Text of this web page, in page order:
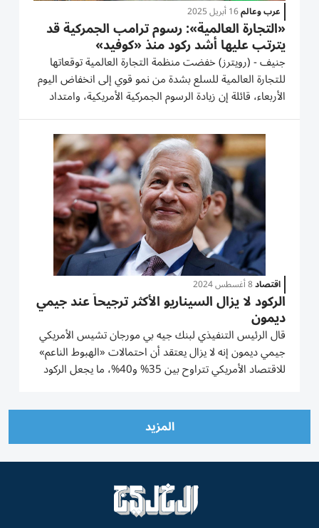
عرب وعالم16 أبريل 2025
«التجارة العالمية»: رسوم ترامب الجمركية قد
يترتب عليها أشد ركود منذ «كوفيد»
جنيف - (رويترز) خفضت منظمة التجارة العالمية توقعاتها
للتجارة العالمية للسلع بشدة من نمو قوي إلى انخفاض اليوم
الأربعاء، قائلة إن زيادة الرسوم الجمركية الأمريكية، وامتداد
تبعاتها وتأثيراتها، قد يترتب عليه أشد ركود منذ ذروة جائحة
كوفيد-19. وأعلنت المنظمة أنها تتوقع انخفاض...
اقتصاد8 أغسطس 2024
الركود لا يزال السيناريو الأكثر ترجيحاً عند جيمي
ديمون
قال الرئيس التنفيذي لبنك جيه بي مورجان تشيس الأمريكي
جيمي ديمون إنه لا يزال يعتقد أن احتمالات «الهبوط الناعم»
للاقتصاد الأمريكي تتراوح بين 35% و40%، ما يجعل الركود
المزيد